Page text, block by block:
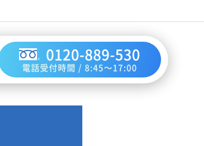
0120-889-530
電話受付時間 / 8:45～17:00